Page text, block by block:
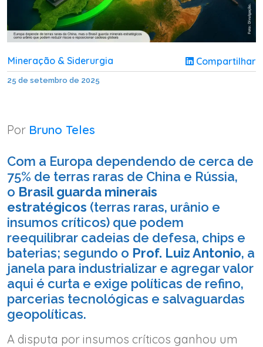
Mineração & Siderurgia Compartilhar
25 de setembro de 2025
Por Bruno Teles
Com a Europa dependendo de cerca de
75% de terras raras de China e Rússia,
o Brasil guarda minerais
estratégicos (terras raras, urânio e
insumos críticos) que podem
reequilibrar cadeias de defesa, chips e
baterias; segundo o Prof. Luiz Antonio, a
janela para industrializar e agregar valor
aqui é curta e exige políticas de refino,
parcerias tecnológicas e salvaguardas
geopolíticas.
A disputa por insumos críticos ganhou um